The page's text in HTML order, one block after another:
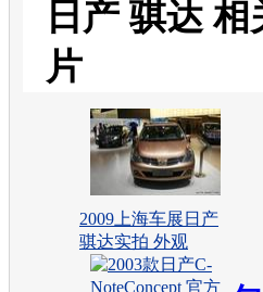
日产 骐达 相
片
2009上海车展日产
骐达实拍 外观